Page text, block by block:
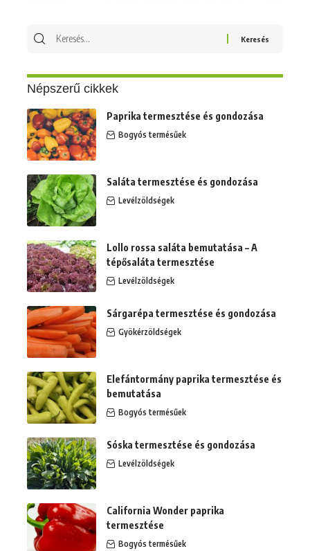
Keresés
Népszerű cikkek
Paprika termesztése és gondozása
Bogyós termésűek
Saláta termesztése és gondozása
Levélzöldségek
Lollo rossa saláta bemutatása – A
tépősaláta termesztése
Levélzöldségek
Sárgarépa termesztése és gondozása
Gyökérzöldségek
Elefántormány paprika termesztése és
bemutatása
Bogyós termésűek
Sóska termesztése és gondozása
Levélzöldségek
California Wonder paprika
termesztése
Bogyós termésűek